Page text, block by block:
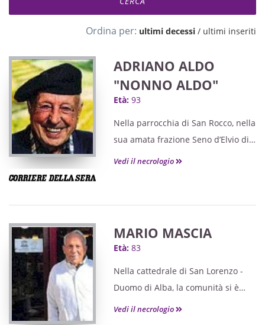
Ordina per: ultimi decessi / ultimi inseriti
ADRIANO ALDO
"NONNO ALDO"
Età: 93
Nella parrocchia di San Rocco, nella
sua amata frazione Seno d’Elvio di
Alba, la comunità lo ha salutato
Vedi il necrologio
MARIO MASCIA
Età: 83
Nella cattedrale di San Lorenzo -
Duomo di Alba, la comunità si è
stretta per l’ultimo saluto.
Vedi il necrologio